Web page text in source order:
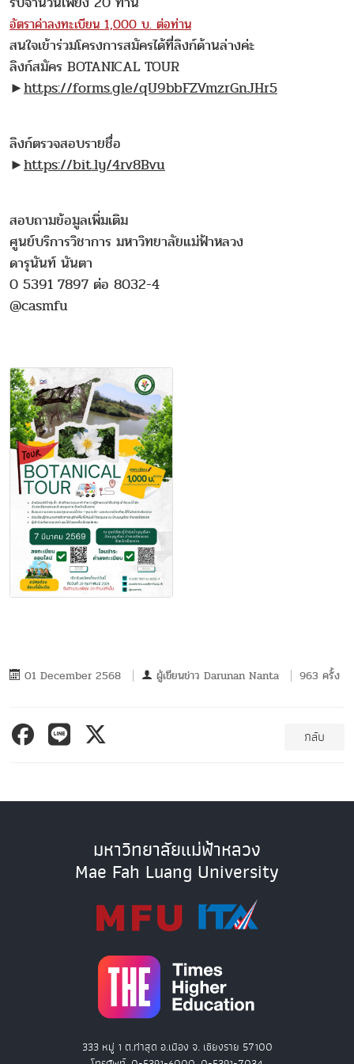
อัตราค่าลงทะเบียน 1,000 บ. ต่อท่าน
สนใจเข้าร่วมโครงการสมัครได้ที่ลิงก์ด้านล่างค่ะ
ลิงก์สมัคร BOTANICAL TOUR
►https://forms.gle/qU9bbFZVmzrGnJHr5
ลิงก์ตรวจสอบรายชื่อ
►https://bit.ly/4rv8Bvu
สอบถามข้อมูลเพิ่มเติม
ศูนย์บริการวิชาการ มหาวิทยาลัยแม่ฟ้าหลวง
ดารุนันท์ นันตา
0 5391 7897 ต่อ 8032-4
@casmfu
01 December 2568 ผู้เขียนข่าว Darunan Nanta 963 ครั้ง
กลับ
มหาวิทยาลัยแม่ฟ้าหลวง
Mae Fah Luang University
333 หมู่ 1 ต.ท่าสุด อ.เมือง จ. เชียงราย 57100